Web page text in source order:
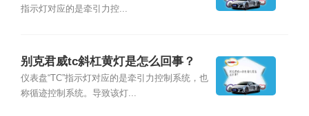
指示灯对应的是牵引力控...
别克君威tc斜杠黄灯是怎么回事？
仪表盘“TC”指示灯对应的是牵引力控制系统，也
称循迹控制系统。导致该灯...